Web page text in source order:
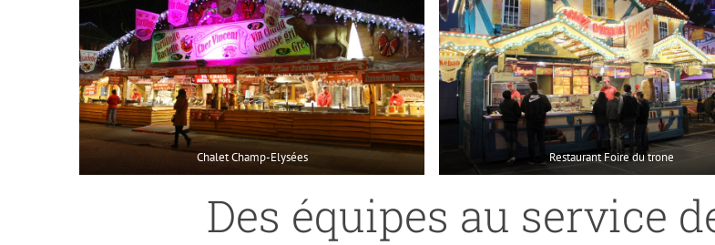
Chalet Champ-Elysées Restaurant Foire du trone
Des équipes au service